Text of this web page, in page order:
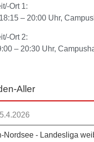
Ort 1:
– 20:00 Uhr,
Ort 2:
– 20:30 Uhr,
Aller
Nordsee - Landesliga